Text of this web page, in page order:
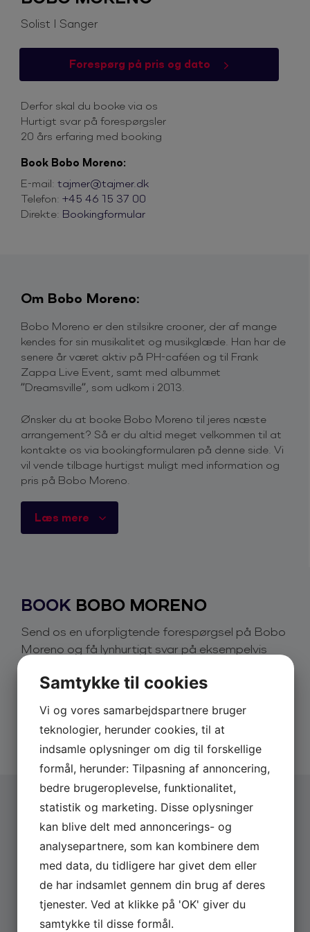
Solist I Sanger
Forespørg på pris og dato
Derfor skal du booke via os
Hurtigt svar på forespørgsler
20 års erfaring med booking
Book Bobo Moreno:
E-mail: tajmer@tajmer.dk
Telefon: +45 46 15 37 00
Direkte: Bookingformular
Om Bobo Moreno:
Bobo Moreno er den stilsikre crooner, der af mange
kendes for sin musikalitet og musikglæde. Han har de
senere år været aktiv på PH-caféen og til Frank
Zappa Live Event, samt med albummet
”Dreamsville”, som udkom i 2013.
Ønsker du at booke Bobo Moreno til jeres næste
arrangement? Så er du altid meget velkommen til at
kontakte os via bookingformularen på denne side. Vi
vil vende tilbage hurtigst muligt med information og
pris på Bobo Moreno.
Du er også velkommen til at kontakte os på telefon
– et gode, der har bragt ham vidt omkring i musikken.
og har på det nærmeste vilde jazztoner i årerne. Den
stilsikre, unikke artist er ikke kun et velsyngende
skrive og forfatte tekster, der får anmelderne til at
fængende, nytænkende musikforståelse.
Mens der er mange kvindelige jazzsangere, så skiller
Bobo sig ud som en af de helt store mandlige
croonere. Derved er det svært ikke at lægge mærke
til Bobo, der har en helt unik vokal. Han er kendt for
sin alsidighed og charme og for altid at levere en
eminent performance.
Få en gennemført jazzet oplevelse med Bobo
Moreno!
Bobo Moreno er kendt fra
Læs mere
BOOK BOBO MORENO
Send os en uforpligtende forespørgsel på Bobo
Moreno og få lynhurtigt svar på eksempelvis
Derfor skal du booke via os:
Hurtigt svar på forespørgsler
20 års erfaring med booking
Altid uforpligtende forespørgsel
Vælg arrangementstype *
Firma
Privat
Firmanavn
Samtykke til cookies
Vi og vores samarbejdspartnere bruger
teknologier, herunder cookies, til at
indsamle oplysninger om dig til forskellige
formål, herunder: Tilpasning af annoncering,
bedre brugeroplevelse, funktionalitet,
statistik og marketing. Disse oplysninger
kan blive delt med annoncerings- og
analysepartnere, som kan kombinere dem
med data, du tidligere har givet dem eller
de har indsamlet gennem din brug af deres
tjenester. Ved at klikke på 'OK' giver du
samtykke til disse formål.